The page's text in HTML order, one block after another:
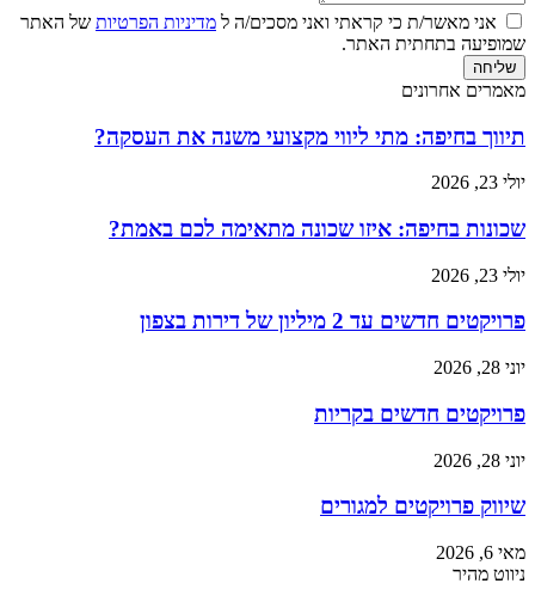
אני מאשר/ת כי קראתי ואני מסכים/ה ל מדיניות הפרטיות של האתר
שמופיעה בתחתית האתר.
שליחה
מאמרים אחרונים
תיווך בחיפה: מתי ליווי מקצועי משנה את העסקה?
יולי 23, 2026
שכונות בחיפה: איזו שכונה מתאימה לכם באמת?
יולי 23, 2026
פרויקטים חדשים עד 2 מיליון של דירות בצפון
יוני 28, 2026
פרויקטים חדשים בקריות
יוני 28, 2026
שיווק פרויקטים למגורים
מאי 6, 2026
ניווט מהיר